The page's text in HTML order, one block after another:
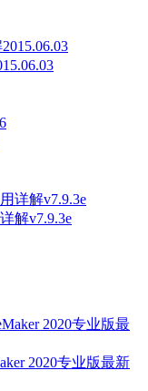
解v7.9.3e
2020专业版最新